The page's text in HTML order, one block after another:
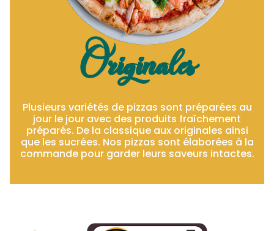
Originales
Plusieurs variétés de pizzas sont préparées au
jour le jour avec des produits fraîchement
préparés. De la classique aux originales ainsi
que les sucrées. Nos pizzas sont élaborées à la
commande pour garder leurs saveurs intactes.